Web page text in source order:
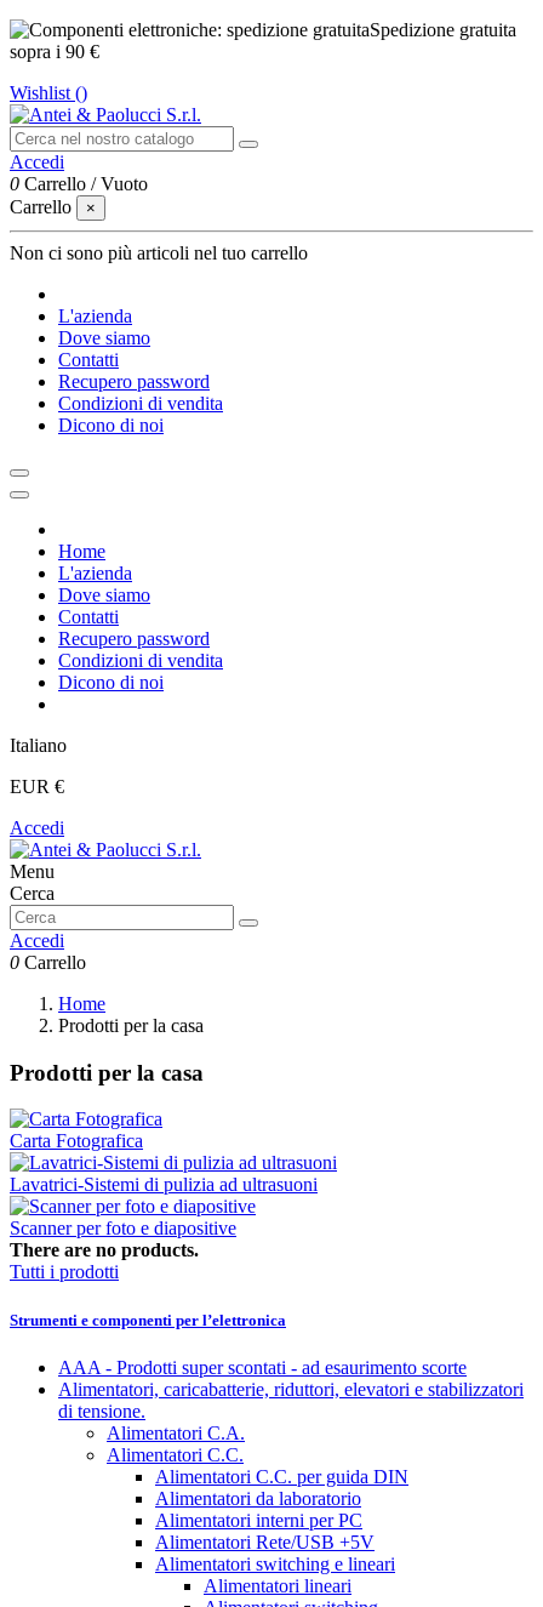
Spedizione gratuita
sopra i 90 €
Wishlist ()
Accedi
0 Carrello /Vuoto
Carrello
×
Non ci sono più articoli nel tuo carrello
L'azienda
Dove siamo
Contatti
Recupero password
Condizioni di vendita
Dicono di noi
Home
L'azienda
Dove siamo
Contatti
Recupero password
Condizioni di vendita
Dicono di noi
Italiano
EUR €
Accedi
Menu
Cerca
Accedi
0 Carrello
Home
Prodotti per la casa
Prodotti per la casa
Carta Fotografica
Lavatrici-Sistemi di pulizia ad ultrasuoni
Scanner per foto e diapositive
There are no products.
Tutti i prodotti
Strumenti e componenti per l’elettronica
AAA - Prodotti super scontati - ad esaurimento scorte
Alimentatori, caricabatterie, riduttori, elevatori e stabilizzatori
di tensione.
Alimentatori C.A.
Alimentatori C.C.
Alimentatori C.C. per guida DIN
Alimentatori da laboratorio
Alimentatori interni per PC
Alimentatori Rete/USB +5V
Alimentatori switching e lineari
Alimentatori lineari